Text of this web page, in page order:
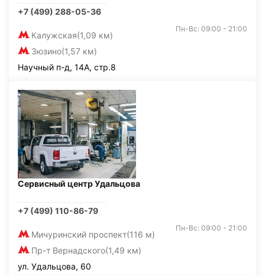
+7 (499) 288-05-36
Калужская(1,09 км)
Зюзино(1,57 км)
Пн-Вс: 09:00 - 21:00
Научный п-д, 14А, стр.8
Сервисный центр Удальцова
+7 (499) 110-86-79
Мичуринский проспект(116 м)
Пр-т Вернадского(1,49 км)
Пн-Вс: 09:00 - 21:00
ул. Удальцова, 60